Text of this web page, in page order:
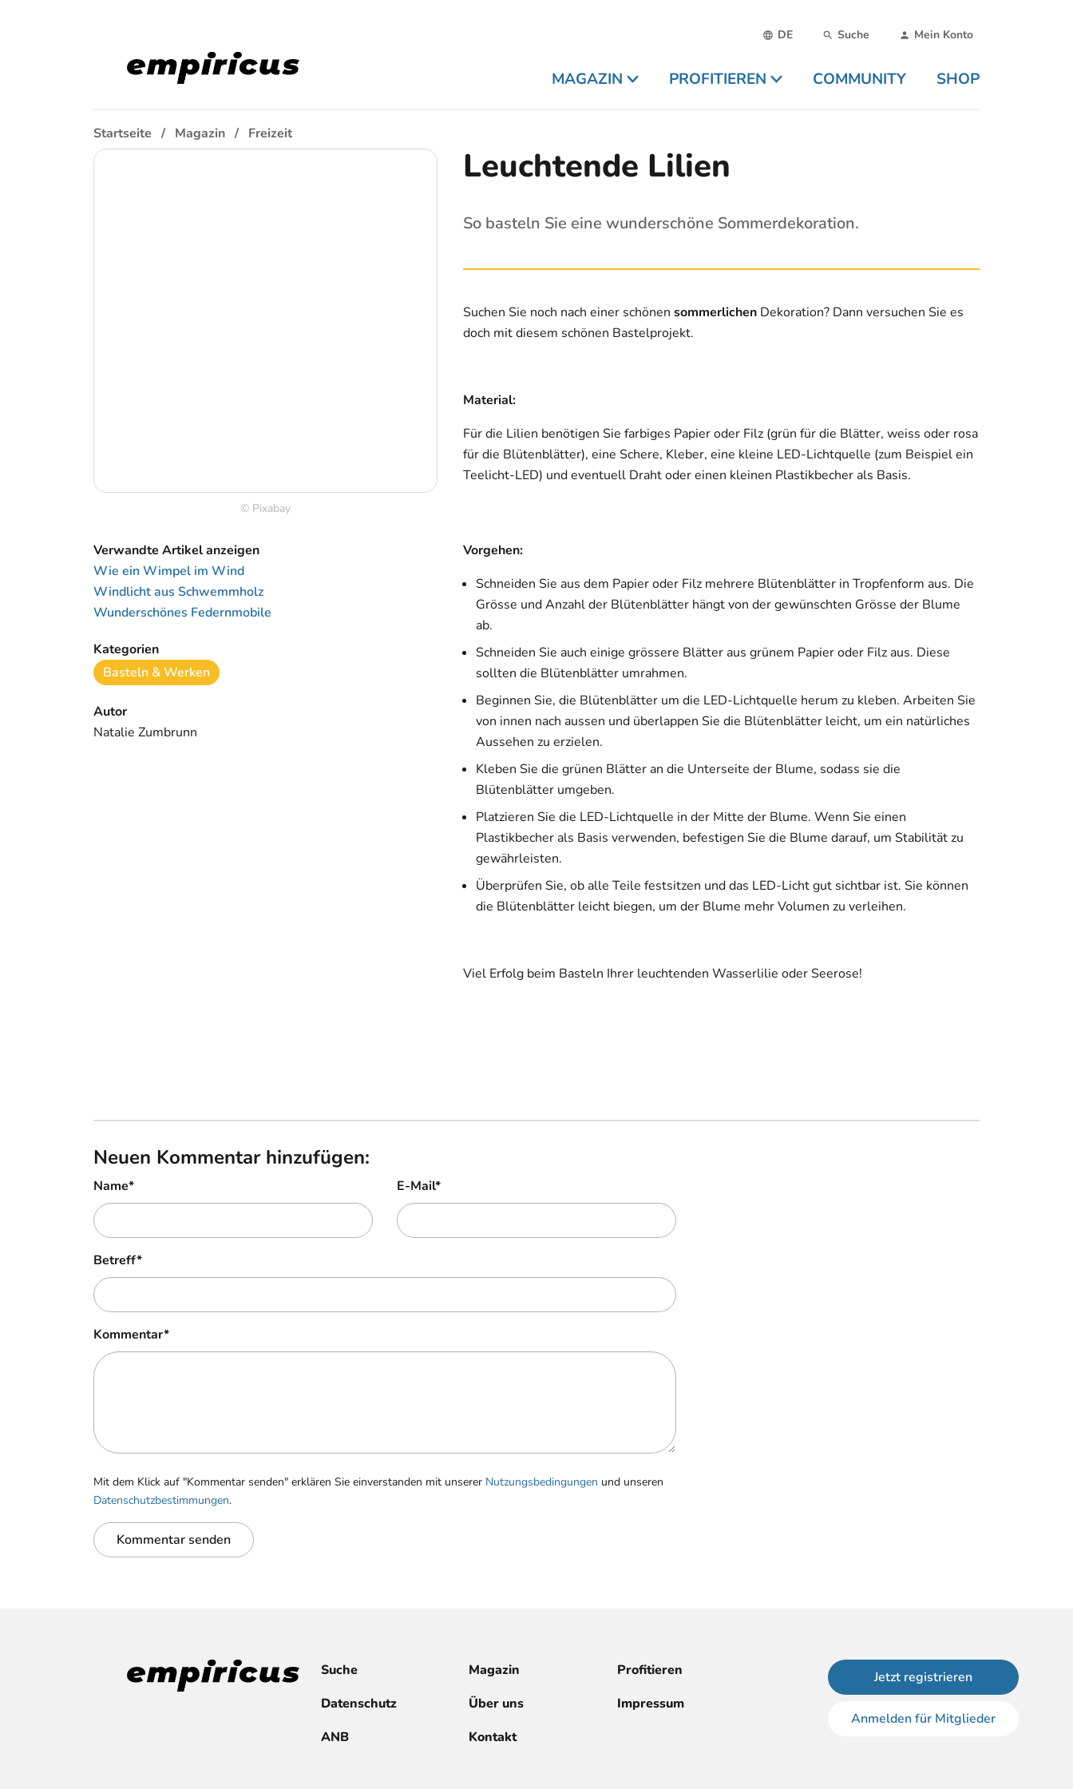
DE Suche Mein Konto
MAGAZIN PROFITIEREN COMMUNITY SHOP
Startseite Magazin Freizeit
© Pixabay
Leuchtende Lilien
Verwandte Artikel anzeigen
Wie ein Wimpel im Wind
Windlicht aus Schwemmholz
Wunderschönes Federnmobile
Kategorien
Basteln & Werken
Autor
Natalie Zumbrunn
So basteln Sie eine wunderschöne Sommerdekoration.
Suchen Sie noch nach einer schönensommerlichen Dekoration? Dann versuchen Sie es
doch mit diesem schönen Bastelprojekt.
Material:
Für die Lilien benötigen Sie farbiges Papier oder Filz (grün für die Blätter, weiss oder rosa
für die Blütenblätter), eine Schere, Kleber, eine kleine LED-Lichtquelle (zum Beispiel ein
Teelicht-LED) und eventuell Draht oder einen kleinen Plastikbecher als Basis.
Vorgehen:
Schneiden Sie aus dem Papier oder Filz mehrere Blütenblätter in Tropfenform aus. Die
Grösse und Anzahl der Blütenblätter hängt von der gewünschten Grösse der Blume
ab.
Schneiden Sie auch einige grössere Blätter aus grünem Papier oder Filz aus. Diese
sollten die Blütenblätter umrahmen.
Beginnen Sie, die Blütenblätter um die LED-Lichtquelle herum zu kleben. Arbeiten Sie
von innen nach aussen und überlappen Sie die Blütenblätter leicht, um ein natürliches
Aussehen zu erzielen.
Kleben Sie die grünen Blätter an die Unterseite der Blume, sodass sie die
Blütenblätter umgeben.
Platzieren Sie die LED-Lichtquelle in der Mitte der Blume. Wenn Sie einen
Plastikbecher als Basis verwenden, befestigen Sie die Blume darauf, um Stabilität zu
gewährleisten.
Überprüfen Sie, ob alle Teile festsitzen und das LED-Licht gut sichtbar ist. Sie können
die Blütenblätter leicht biegen, um der Blume mehr Volumen zu verleihen.
Viel Erfolg beim Basteln Ihrer leuchtenden Wasserlilie oder Seerose!
Neuen Kommentar hinzufügen:
Name* E-Mail*
Betreff*
Kommentar*
Mit dem Klick auf "Kommentar senden" erklären Sie einverstanden mit unserer Nutzungsbedingungen und unseren
Datenschutzbestimmungen.
Kommentar senden
Suche Magazin
Profitieren
Datenschutz
Über uns
Impressum
ANB
Kontakt
Jetzt registrieren
Anmelden für Mitglieder